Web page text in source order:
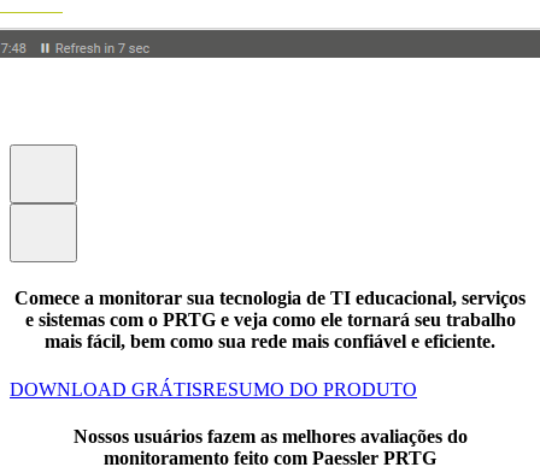
Comece a monitorar sua tecnologia de TI educacional, serviços
e sistemas com o PRTG e veja como ele tornará seu trabalho
mais fácil, bem como sua rede mais confiável e eficiente.
DOWNLOAD GRÁTISRESUMO DO PRODUTO
Nossos usuários fazem as melhores avaliações do
monitoramento feito com Paessler PRTG